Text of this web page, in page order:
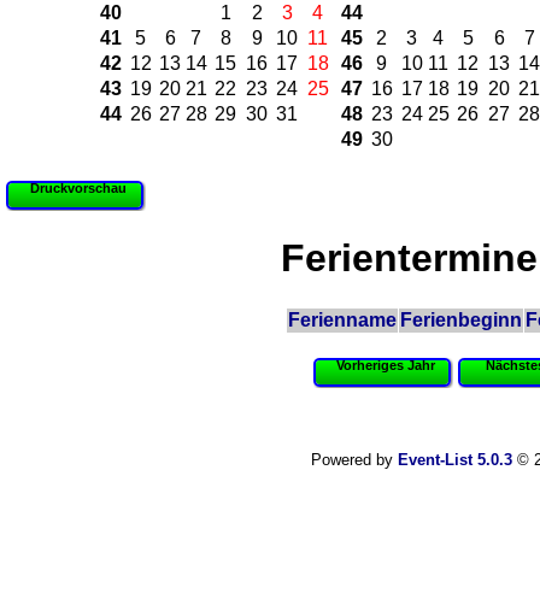
40
1 2 3
4
41
5 6 7 8 9 10 11
42 12 13 14 15 16 17 18
43 19 20 21 22 23 24 25
44 26 27 28 29 30 31
44
45
2 3 4 5 6
7
46
9 10 11 12 13 14
47 16 17 18 19 20 21
48 23 24 25 26 27 28
49 30
Druckvorschau
Ferienname Ferienbeginn
Vorheriges Jahr
Powered by Event-List 5.0.3©